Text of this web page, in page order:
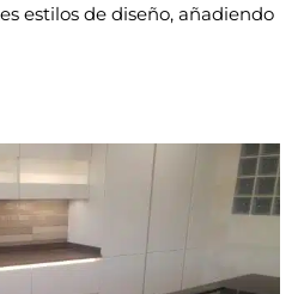
estilos de diseño, añadiendo